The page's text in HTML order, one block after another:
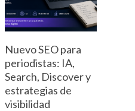
Nuevo SEO para
periodistas: IA,
Search, Discover y
estrategias de
visibilidad